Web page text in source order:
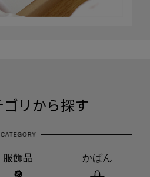
リから探す
服飾品 かばん